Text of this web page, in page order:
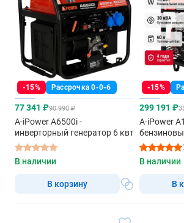
-15% Рассрочка 0-0-6
77 341 ₽90 990 ₽
A-iPower A6500i -
инверторный генератор 6 квт
В наличии
В корзину
-15%
299 191 ₽
A-iPower
В наличии
В